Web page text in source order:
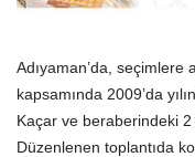
Adıyaman’da, seçimlere
kapsamında 2009’da
Kaçar ve beraberindeki 2
Düzenlenen toplantıda